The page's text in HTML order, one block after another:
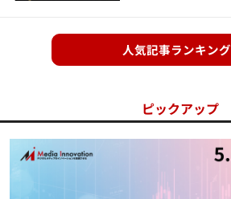
人気記事ランキング
ピックアップ